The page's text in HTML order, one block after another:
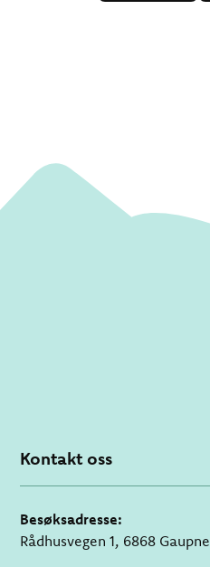
Kontakt oss
Besøksadresse:
Rådhusvegen 1, 6868 Gaupne